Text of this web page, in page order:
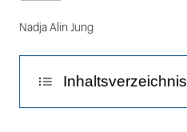
Nadja Alin Jung
Inhaltsverzeichnis